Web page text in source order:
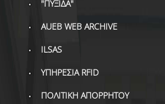
"ΠΥΞΙΔΑ"
AUEB WEB ARCHIVE
ILSAS
ΥΠΗΡΕΣΙΑ RFID
ΠΟΛΙΤΙΚΗ ΑΠΟΡΡΗΤΟΥ